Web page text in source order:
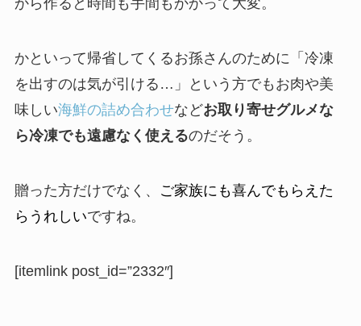
から作ると時間も手間もかかって大変。
かといって帰省してくるお孫さんのために「冷凍
を出すのは気が引ける…」という方でもお肉や美
味しい海鮮の詰め合わせなどお取り寄せグルメな
ら冷凍でも遠慮なく使えるのだそう。
贈った方だけでなく、
ご家族にも喜んでもらえた
らうれしいですね。
[itemlink post_id=”2332″]